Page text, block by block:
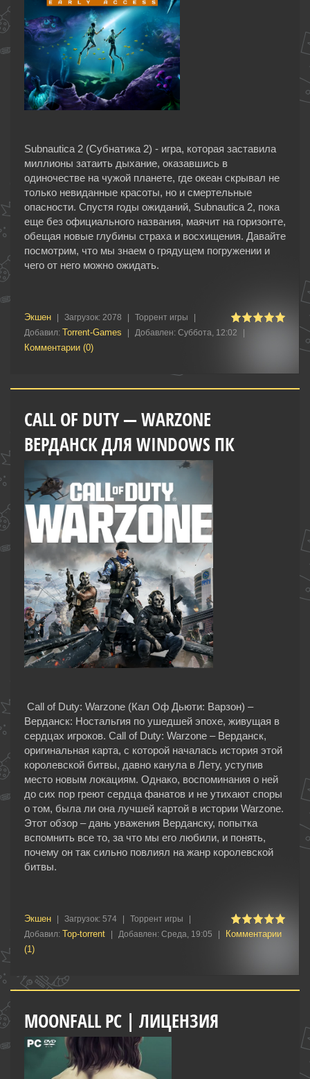
Subnautica 2 (Субнатика 2) - игра, которая заставила
миллионы затаить дыхание, оказавшись в
одиночестве на чужой планете, где океан скрывал не
только невиданные красоты, но и смертельные
опасности. Спустя годы ожиданий, Subnautica 2, пока
еще без официального названия, маячит на горизонте,
обещая новые глубины страха и восхищения. Давайте
посмотрим, что мы знаем о грядущем погружении и
чего от него можно ожидать.
Экшен Загрузок: 2078 Торрент игры
Добавил: Torrent-Games Добавлен: Суббота, 12:02
Комментарии (0)
CALL OF DUTY — WARZONE
ВЕРДАНСК ДЛЯ WINDOWS ПК
Call of Duty: Warzone (Кал Оф Дьюти: Варзон) –
Верданск: Ностальгия по ушедшей эпохе, живущая в
сердцах игроков. Call of Duty: Warzone – Верданск,
оригинальная карта, с которой началась история этой
королевской битвы, давно канула в Лету, уступив
место новым локациям. Однако, воспоминания о ней
до сих пор греют сердца фанатов и не утихают споры
о том, была ли она лучшей картой в истории Warzone.
Этот обзор – дань уважения Верданску, попытка
вспомнить все то, за что мы его любили, и понять,
почему он так сильно повлиял на жанр королевской
битвы.
Экшен Загрузок: 574 Торрент игры
Добавил: Top-torrent Добавлен: Среда, 19:05
Комментарии
(1)
MOONFALL PC | ЛИЦЕНЗИЯ